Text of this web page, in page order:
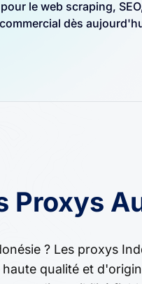
le web scraping,
dès
Proxys
? Les proxys
qualité et